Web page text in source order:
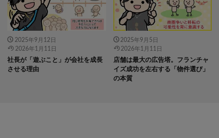
2025年9月12日
2026年1月11日
社長が「遊ぶこと」が会社を成長
させる理由
2025年9月5日
2026年1月11日
店舗は最大の広告塔。フランチャ
イズ成功を左右する「物件選び」
の本質